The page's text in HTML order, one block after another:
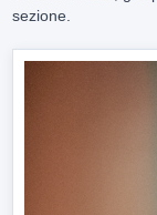
sezione.